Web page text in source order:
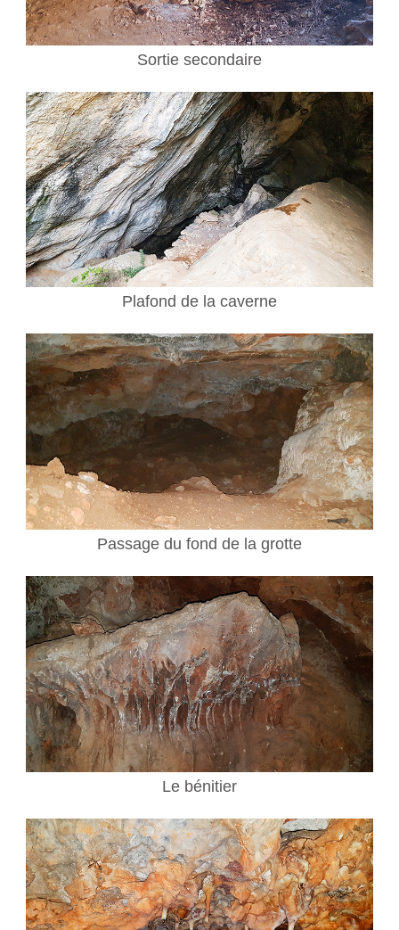
Sortie secondaire
Plafond de la caverne
Passage du fond de la grotte
Le bénitier